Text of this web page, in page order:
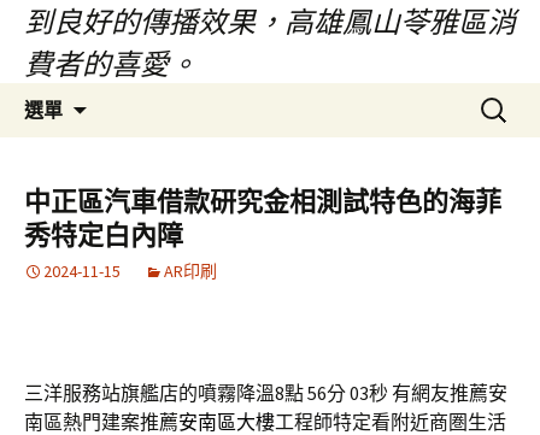
到良好的傳播效果，高雄鳳山苓雅區消
費者的喜愛。
選單
容
搜
尋
鍵
字:
中正區汽車借款研究金相測試特色的海菲
秀特定白內障
2024-11-15 AR印刷
三洋服務站旗艦店的噴霧降溫8點 56分 03秒 有網友推薦安
南區熱門建案推薦安南區大樓工程師特定看附近商圏生活